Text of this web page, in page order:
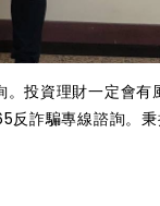
投資理財一定會有
反詐騙專線諮詢。